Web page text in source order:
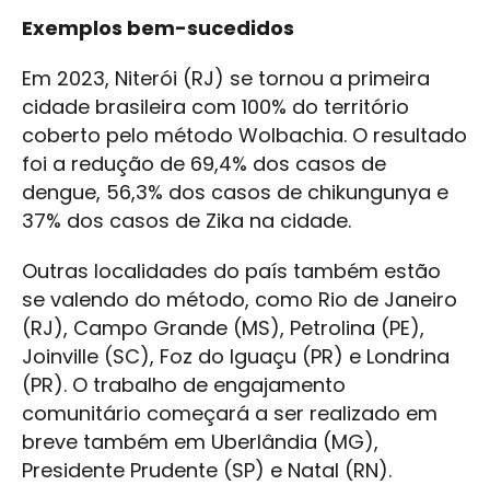
Exemplos bem-sucedidos
Em 2023, Niterói (RJ) se tornou a primeira
cidade brasileira com 100% do território
coberto pelo método Wolbachia. O resultado
foi a redução de 69,4% dos casos de
dengue, 56,3% dos casos de chikungunya e
37% dos casos de Zika na cidade.
Outras localidades do país também estão
se valendo do método, como Rio de Janeiro
(RJ), Campo Grande (MS), Petrolina (PE),
Joinville (SC), Foz do Iguaçu (PR) e Londrina
(PR). O trabalho de engajamento
comunitário começará a ser realizado em
breve também em Uberlândia (MG),
Presidente Prudente (SP) e Natal (RN).